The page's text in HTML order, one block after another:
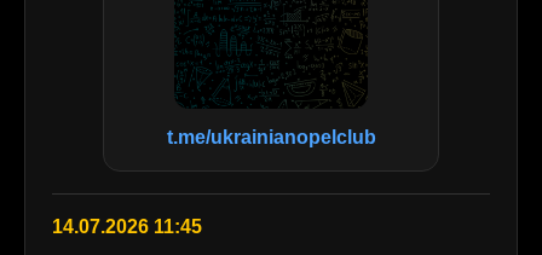
t.me/ukrainianopelclub
14.07.2026 11:45